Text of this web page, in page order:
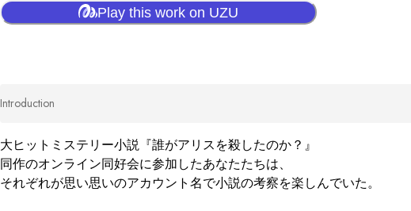
Play this work on UZU
Introduction
大ヒットミステリー小説『誰がアリスを殺したのか？』
同作のオンライン同好会に参加したあなたたちは、
それぞれが思い思いのアカウント名で小説の考察を楽しんでいた。